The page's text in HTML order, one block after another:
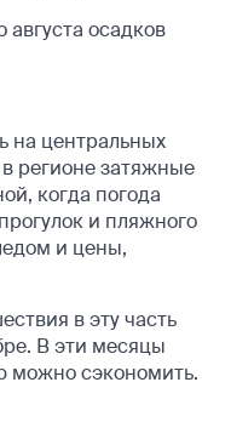
осадков
на центральных
регионе затяжные
когда погода
и пляжного
и цены,
в эту часть
В эти месяцы
можно сэкономить.